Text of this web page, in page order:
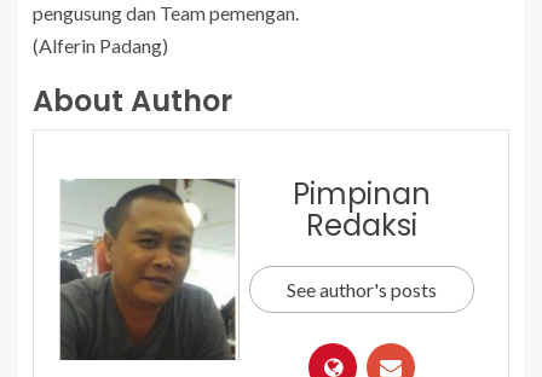
pengusung dan Team pemengan.
(Alferin Padang)
About Author
Pimpinan
Redaksi
See author's posts